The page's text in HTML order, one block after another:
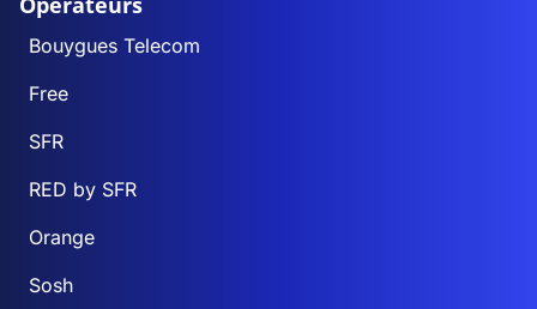
Bouygues Telecom
Free
SFR
RED by SFR
Orange
Sosh